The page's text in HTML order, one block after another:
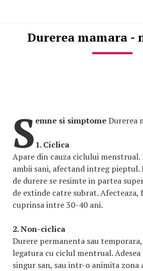
Durerea mamara -
Semne si simptomeDurerea
1. Ciclica
Apare din cauza ciclului menstrual.
ambii sani, afectand intreg
de durere se resimte in partea
de extinde catre subrat. Afecteaza,
cuprinsa intre 30-40 ani.
2. Non-ciclica
Durere permanenta sau
legatura cu ciclul mentrual. Adesea
singur san, sau intr-o animita